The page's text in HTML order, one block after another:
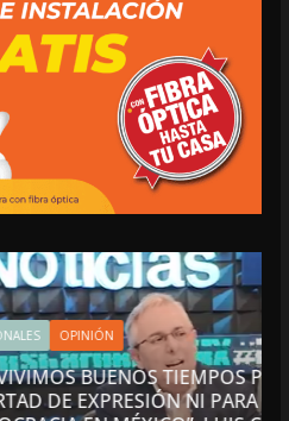
TIEMPOS PARA LA
NI PARA LA